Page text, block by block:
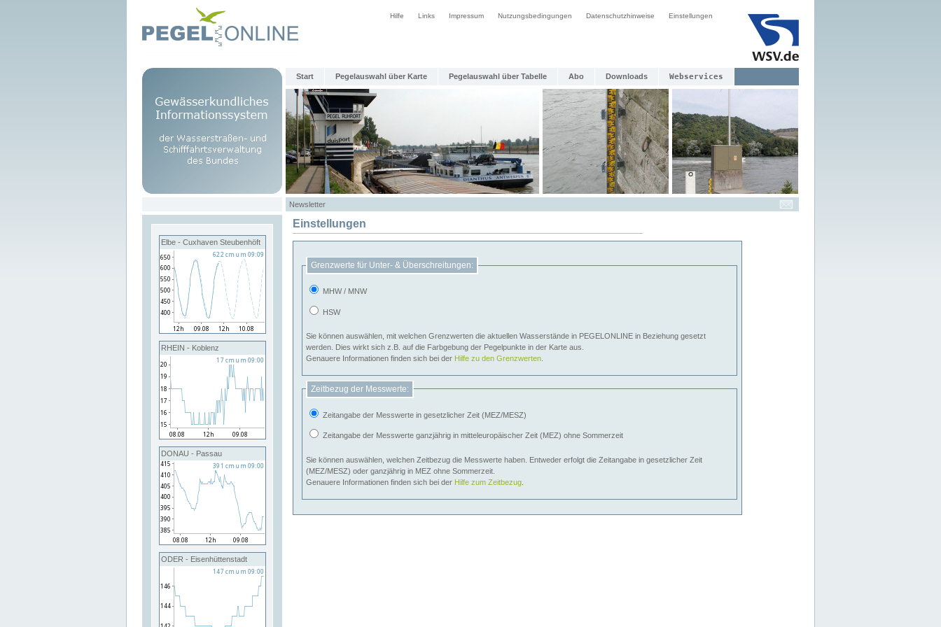
Hilfe Links Impressum Nutzungsbedingungen Datenschutzhinweise Einstellungen
Start Pegelauswahl über Karte Pegelauswahl über Tabelle Abo Downloads Webservices
Newsletter
Elbe - Cuxhaven Steubenhöft
RHEIN - Koblenz
DONAU - Passau
ODER - Eisenhüttenstadt
Einstellungen
Grenzwerte für Unter- & Überschreitungen:
MHW / MNW
HSW
Sie können auswählen, mit welchen Grenzwerten die aktuellen Wasserstände in PEGELONLINE in Beziehung gesetzt
werden. Dies wirkt sich z.B. auf die Farbgebung der Pegelpunkte in der Karte aus.
Genauere Informationen finden sich bei der Hilfe zu den Grenzwerten
Zeitbezug der Messwerte:
Zeitangabe der Messwerte in gesetzlicher Zeit (MEZ/MESZ)
Zeitangabe der Messwerte ganzjährig in mitteleuropäischer Zeit (MEZ) ohne Sommerzeit
Sie können auswählen, welchen Zeitbezug die Messwerte haben. Entweder erfolgt die Zeitangabe in gesetzlicher Zeit
(MEZ/MESZ) oder ganzjährig in MEZ ohne Sommerzeit.
Genauere Informationen finden sich bei der Hilfe zum Zeitbezug